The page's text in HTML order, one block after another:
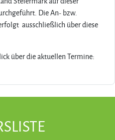
Die An- bzw.
ausschließlich über diese
über die aktuellen Termine: